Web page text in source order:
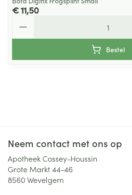
€ 11,50
Bestel
Neem contact met ons op
Apotheek Cossey-Houssin
Grote Markt 44-46
8560Wevelgem